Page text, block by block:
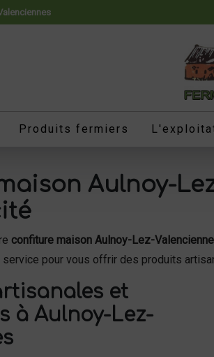
Produits fermiers
Aulnoy-
confiture maison Aulnoy-Lez-
pour vous offrir des produits
et
à Aulnoy-Lez-